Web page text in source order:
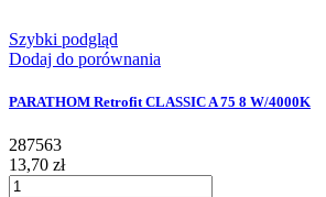
Szybki podgląd
Dodaj do porównania
PARATHOM Retrofit CLASSIC A 75 8 W/4000K
287563
13,70 zł